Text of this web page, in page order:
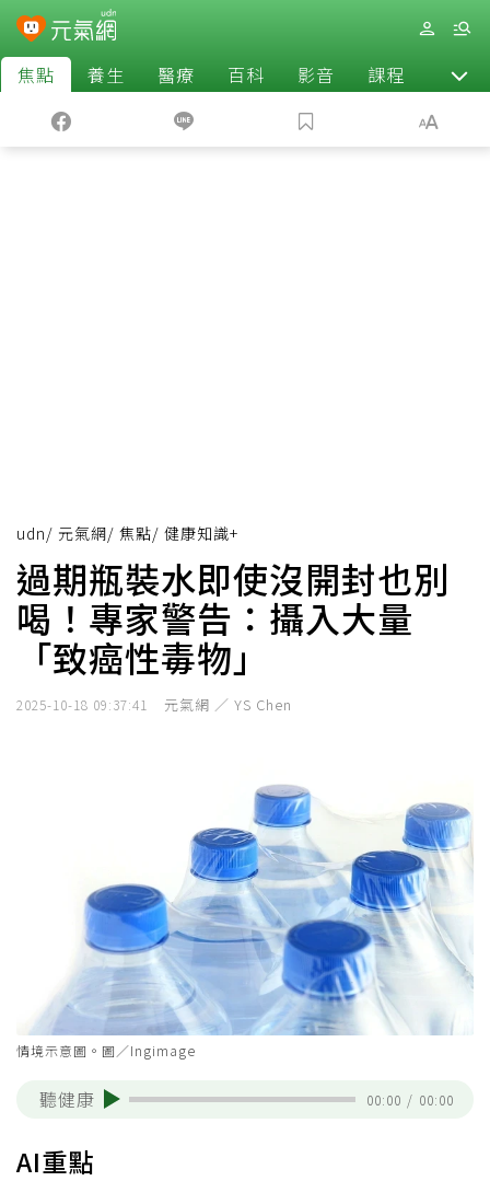
焦點 養生 醫療 百科 影音 課程 退休
udn/ 元氣網/ 焦點/ 健康知識+
過期瓶裝水即使沒開封也別
喝！專家警告：攝入大量
「致癌性毒物」
2025-10-18 09:37:41 元氣網 ／ YS Chen
情境示意圖。圖／Ingimage
聽健康 00:00 / 00:00
AI重點